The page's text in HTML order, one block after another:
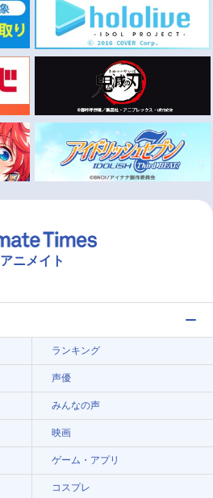
アニメイト
ランキング
声優
みんなの声
映画
ゲーム・アプリ
コスプレ